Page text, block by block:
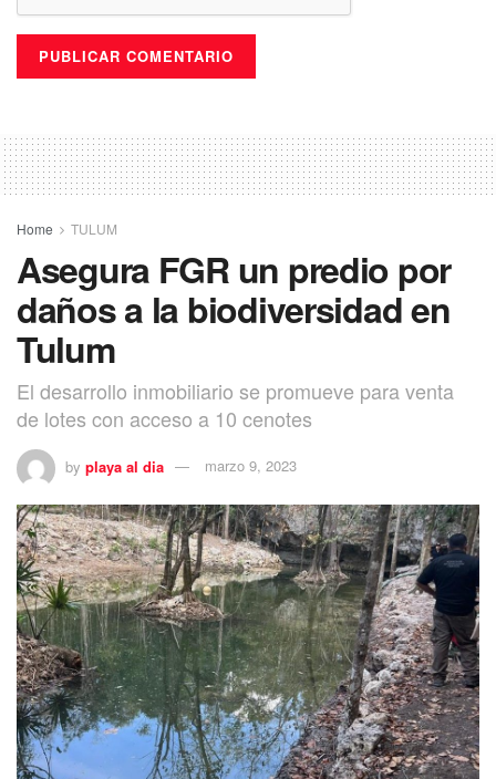
Home TULUM
Asegura FGR un predio por
daños a la biodiversidad en
Tulum
El desarrollo inmobiliario se promueve para venta
de lotes con acceso a 10 cenotes
by playa al dia marzo 9, 2023